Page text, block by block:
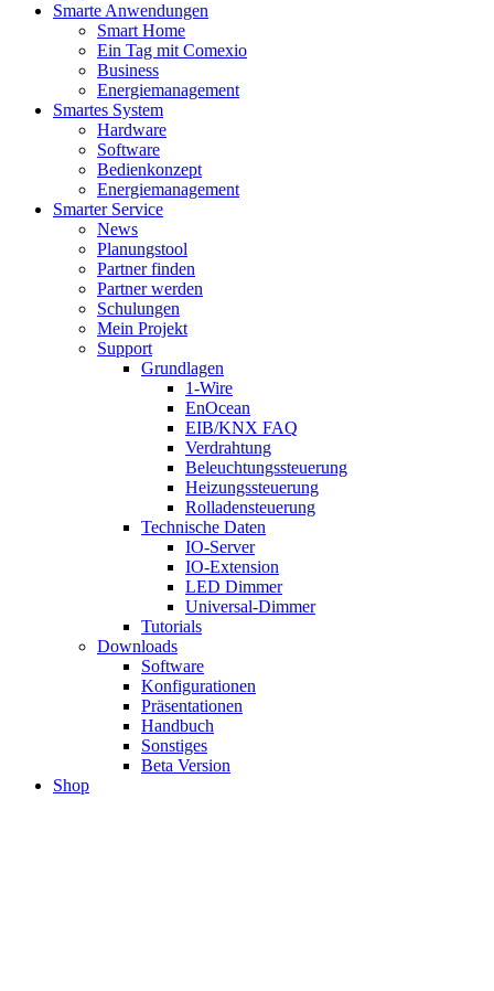
Smarte Anwendungen
Smart Home
Ein Tag mit Comexio
Business
Energiemanagement
Smartes System
Hardware
Software
Bedienkonzept
Energiemanagement
Smarter Service
News
Planungstool
Partner finden
Partner werden
Schulungen
Mein Projekt
Support
Grundlagen
1-Wire
EnOcean
EIB/KNX FAQ
Verdrahtung
Beleuchtungssteuerung
Heizungssteuerung
Rolladensteuerung
Technische Daten
IO-Server
IO-Extension
LED Dimmer
Universal-Dimmer
Tutorials
Downloads
Software
Konfigurationen
Präsentationen
Handbuch
Sonstiges
Beta Version
Shop